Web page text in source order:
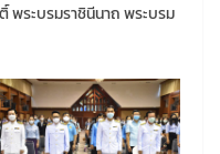
พระบรมราชินีนาถ พระบรม